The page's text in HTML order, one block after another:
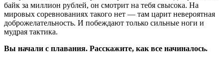
байк за миллион рублей, он смотрит на тебя свысока. На
мировых соревнованиях такого нет — там царит невероятная
доброжелательность. И побеждают только сильные ноги и
мудрая тактика.
Вы начали с плавания. Расскажите, как все начиналось.